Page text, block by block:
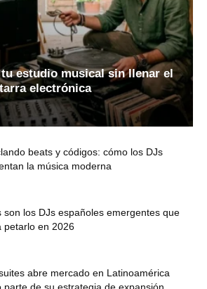
estudio musical sin llenar el
electrónica
beats y códigos: cómo los DJs
la música moderna
son los DJs españoles emergentes que
petarlo en 2026
abre mercado en Latinoamérica